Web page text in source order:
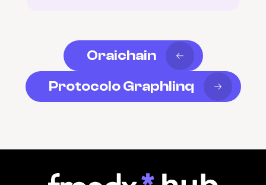
Oraichain
Protocolo Graphlinq